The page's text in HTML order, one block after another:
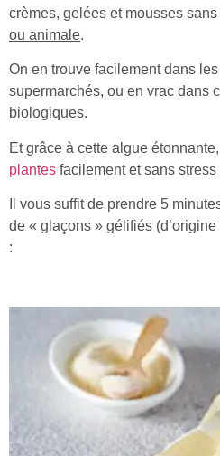
crèmes, gelées et mousses
ou animale.
On en trouve facilement dans
supermarchés, ou en vrac dans
biologiques.
Et grâce à cette algue
plantes facilement et sans stress
Il vous suffit de prendre 5
de « glaçons » gélifiés
: